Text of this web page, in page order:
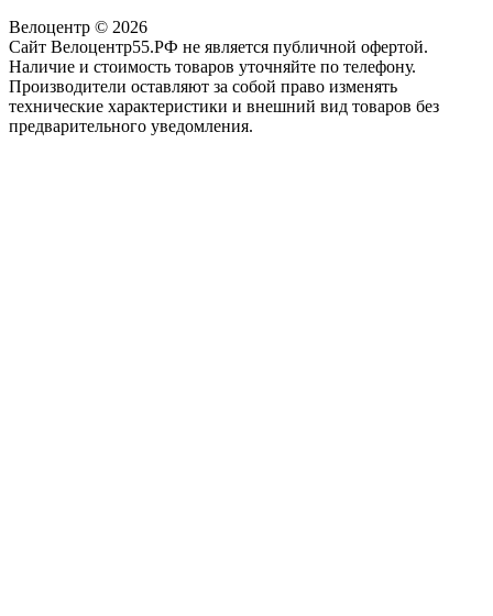
Велоцентр © 2026
Сайт Велоцентр55.РФ не является публичной офертой.
Наличие и стоимость товаров уточняйте по телефону.
Производители оставляют за собой право изменять
технические характеристики и внешний вид товаров без
предварительного уведомления.